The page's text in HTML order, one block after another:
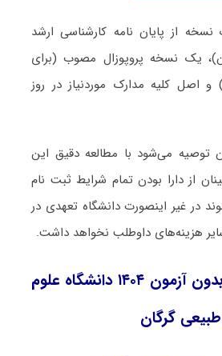
از پایان نامه کارشناسی ارشد
یک نسخه پروپوزال مصوب (برای
اصل کلیه مدارک موردنیاز در روز
توصیه می‌شود با مطالعه دقیق این
از دارا بودن تمام شرایط ثبت نام
در غیر اینصورت دانشگاه تعهدی در
هزینه‌های داوطلب نخواهد داشت.
رشته‌های دکتری بدون آزمون ۱۴۰۴ دانشگاه علوم
گرگان